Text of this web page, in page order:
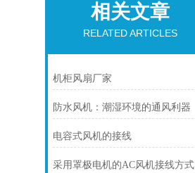
相关文章
RELATED ARTICLES
机柜风扇厂家
防水风机：潮湿环境的通风利器
电容式风机的接线
采用罩极电机的AC风机接线方式